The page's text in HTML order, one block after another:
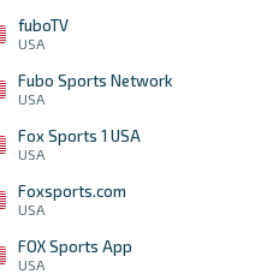
fuboTV
USA
Fubo Sports Network
USA
Fox Sports 1 USA
USA
Foxsports.com
USA
FOX Sports App
USA